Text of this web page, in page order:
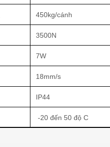
450kg/cánh
3500N
7W
18mm/s
IP44
-20 đến 50 độ C